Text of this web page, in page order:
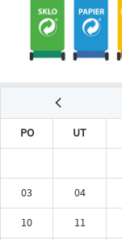
PO UT
03
04
10
11